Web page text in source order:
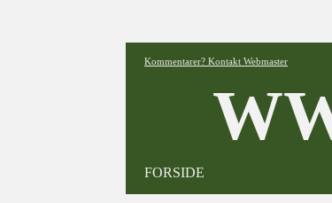
Kommentarer? Kontakt Webmaster
FORSIDE